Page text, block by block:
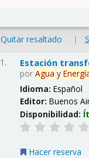
Quitar resaltado |
1. Estación
porAgua y
Idioma:Español
Editor:Buenos
Disponibilidad:
Hacer reserva